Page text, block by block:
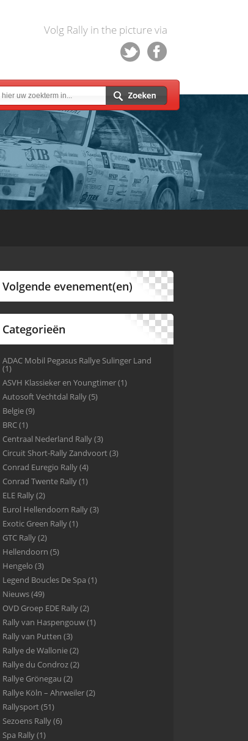
Volg Rally in the picture via
Volgende evenement(en)
Categorieën
ADAC Mobil Pegasus Rallye Sulinger Land
(1)
ASVH Klassieker en Youngtimer(1)
Autosoft Vechtdal Rally(5)
Belgie(9)
BRC(1)
Centraal Nederland Rally(3)
Circuit Short-Rally Zandvoort(3)
Conrad Euregio Rally(4)
Conrad Twente Rally(1)
ELE Rally(2)
Eurol Hellendoorn Rally(3)
Exotic Green Rally(1)
GTC Rally(2)
Hellendoorn (5)
Hengelo (3)
Legend Boucles De Spa (1)
Nieuws(49)
OVD Groep EDE Rally(2)
Rally van Haspengouw(1)
Rally van Putten (3)
Rallye de Wallonie(2)
Rallye du Condroz(2)
Rallye Grönegau (2)
Rallye Köln – Ahrweiler(2)
Rallysport(51)
Sezoens Rally(6)
Spa Rally(1)